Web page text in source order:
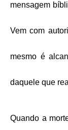
mensagem
Vem com
mesmo é
daquele que
Quando a